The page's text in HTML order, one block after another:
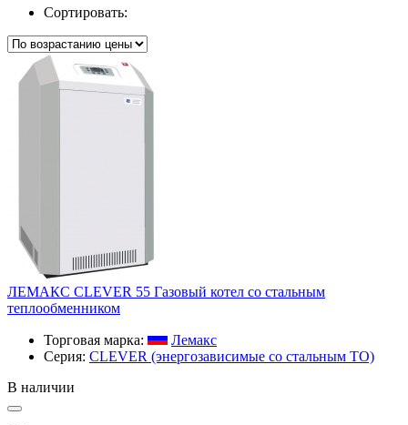
Сортировать:
ЛЕМАКС CLEVER 55 Газовый котел со стальным
теплообменником
Торговая марка:
Лемакс
Серия: CLEVER (энергозависимые со стальным ТО)
В наличии